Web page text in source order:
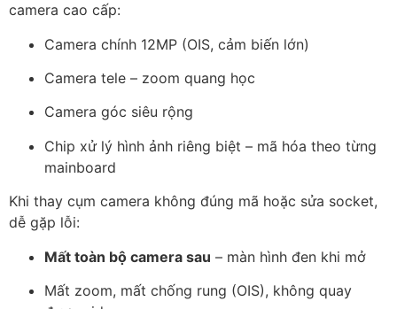
camera cao cấp:
Camera chính 12MP (OIS, cảm biến lớn)
Camera tele – zoom quang học
Camera góc siêu rộng
Chip xử lý hình ảnh riêng biệt – mã hóa theo từng
mainboard
Khi thay cụm camera không đúng mã hoặc sửa socket,
dễ gặp lỗi:
Mất toàn bộ camera sau – màn hình đen khi mở
Mất zoom, mất chống rung (OIS), không quay